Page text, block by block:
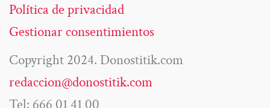
Política de privacidad
Gestionar consentimientos
Copyright 2024. Donostitik.com
redaccion@donostitik.com